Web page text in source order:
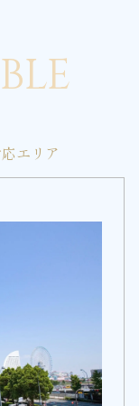
エリア